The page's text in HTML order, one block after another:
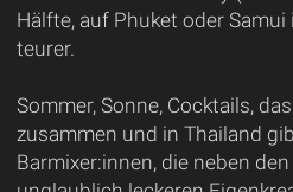
Hälfte, auf Phuket oder
teurer.
Sommer, Sonne, Cocktails,
zusammen und in Thailand
Barmixer:innen, die neben